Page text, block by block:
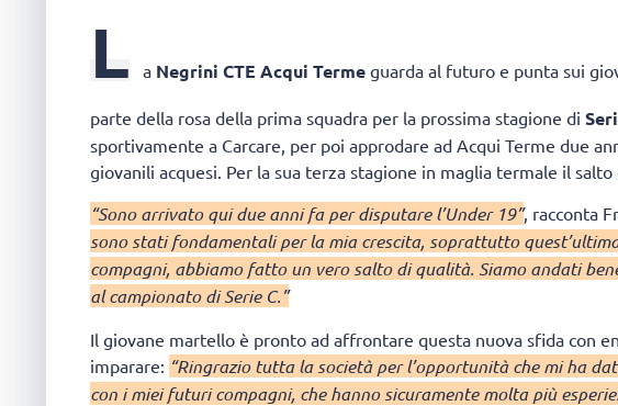
L a Negrini CTE Acqui Terme guarda al futuro e punta sui
parte della rosa della prima squadra per la prossima stagione di
sportivamente a Carcare, per poi approdare ad Acqui Terme due
giovanili acquesi. Per la sua terza stagione in maglia termale il
“Sono arrivato qui due anni fa per disputare l’Under 19”, racconta
sono stati fondamentali per la mia crescita, soprattutto
compagni, abbiamo fatto un vero salto di qualità. Siamo andati
al campionato di Serie C.”
Il giovane martello è pronto ad affrontare questa nuova sfida con
imparare: “Ringrazio tutta la società per l’opportunità che mi ha
con i miei futuri compagni, che hanno sicuramente molta più